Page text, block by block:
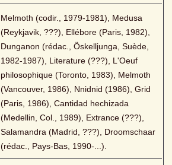
Melmoth (codir., 1979-1981), Medusa
(Reykjavik, ???), Ellébore (Paris, 1982),
Dunganon (rédac., Öskelljunga, Suède,
1982-1987), Literature (???), L'Oeuf
philosophique (Toronto, 1983), Melmoth
(Vancouver, 1986), Nnidnid (1986), Grid
(Paris, 1986), Cantidad hechizada
(Medellin, Col., 1989), Extrance (???),
Salamandra (Madrid, ???), Droomschaar
(rédac., Pays-Bas, 1990-...).